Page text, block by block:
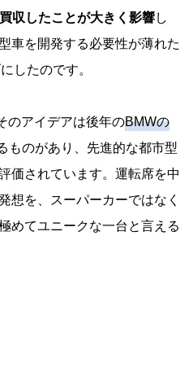
収したことが大きく影響し
車を開発する必要性が薄れた
したのです。
のアイデアは後年のBMWの
ものがあり、先進的な都市型
価されています。運転席を中
想を、スーパーカーではなく
めてユニークな一台と言える